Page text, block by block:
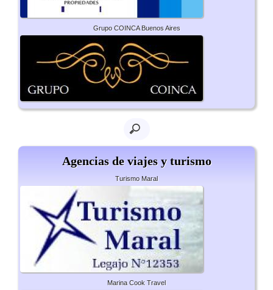
Grupo COINCA Buenos Aires
Agencias de viajes y turismo
Turismo Maral
Marina Cook Travel